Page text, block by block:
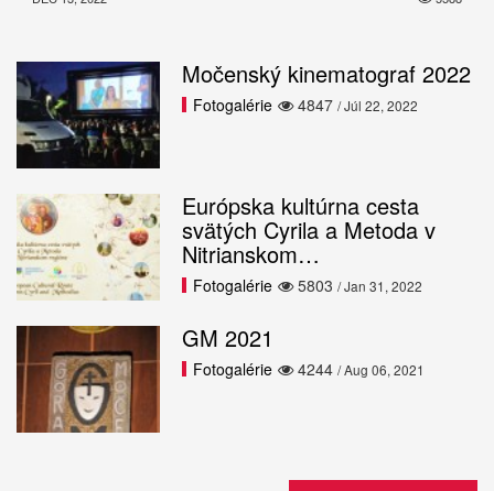
Močenský kinematograf 2022
4847
Fotogalérie / Júl 22, 2022
Európska kultúrna cesta
svätých Cyrila a Metoda v
Nitrianskom…
5803
Fotogalérie / Jan 31, 2022
GM 2021
4244
Fotogalérie / Aug 06, 2021